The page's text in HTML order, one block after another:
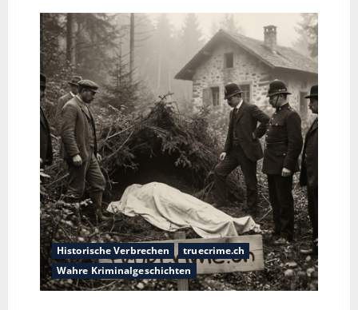
Historische Verbrechen
truecrime.ch
Wahre Kriminalgeschichten